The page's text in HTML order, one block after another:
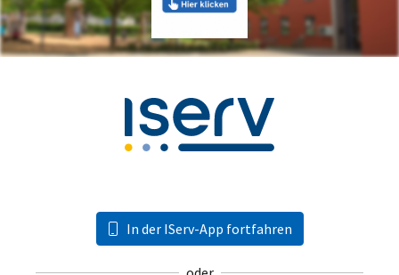
In der IServ-App fortfahren